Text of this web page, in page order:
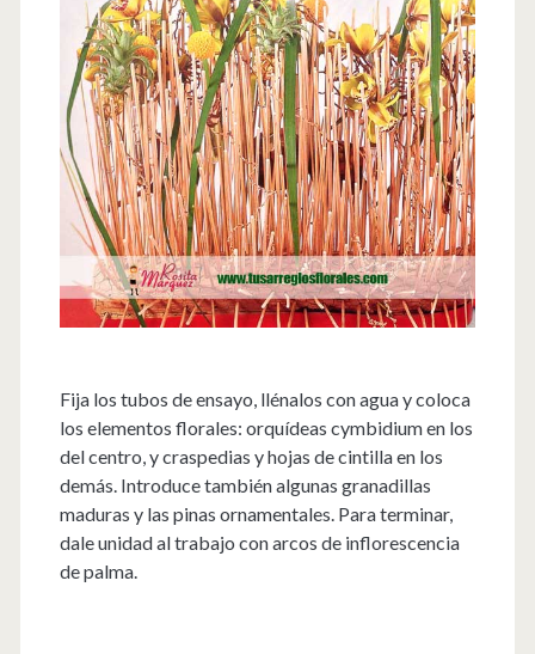
Fija los tubos de ensayo, llénalos con agua y coloca
los elementos florales: orquídeas cymbidium en los
del centro, y craspedias y hojas de cintilla en los
demás. Introduce también algunas granadillas
maduras y las pinas ornamentales. Para terminar,
dale unidad al trabajo con arcos de inflorescencia
de palma.